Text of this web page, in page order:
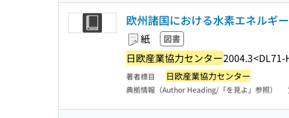
欧州諸国における水素エネルギ
紙 図書
日欧産業協力センター2004.3<DL71-
著者標目 日欧産業協力センター
典拠情報（Author Heading/「を見よ」参照）